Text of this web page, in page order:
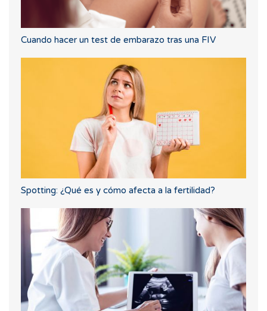
Cuando hacer un test de embarazo tras una FIV
Spotting: ¿Qué es y cómo afecta a la fertilidad?